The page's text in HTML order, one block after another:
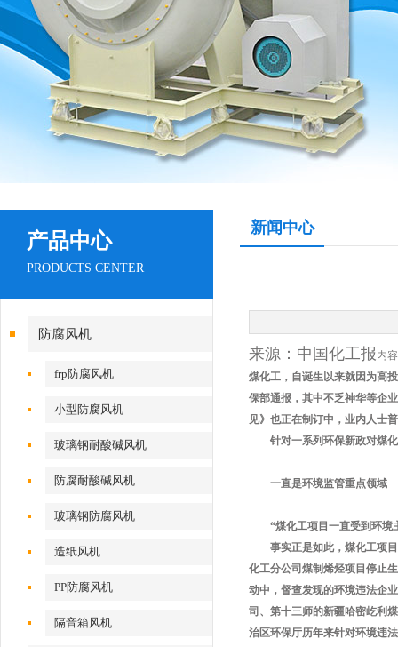
产品中心
PRODUCTS CENTER
防腐风机
frp防腐风机
小型防腐风机
玻璃钢耐酸碱风机
防腐耐酸碱风机
玻璃钢防腐风机
造纸风机
PP防腐风机
隔音箱风机
新闻中心
来源：中国化工报内
煤化工，自诞生以来就因为高
保部通报，其中不乏神华等企
见》也正在制订中，业内人士
针对一系列环保新政对煤化
一直是环境监管重点领
“煤化工项目一直受到环境主
事实正是如此，煤化工项目
化工分公司煤制烯烃项目停止
动中，督查发现的环境违法企
司、第十三师的新疆哈密屹利
治区环保厅历年来针对环境违